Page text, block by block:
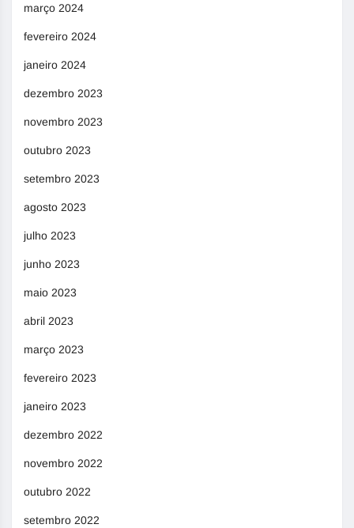
março 2024
fevereiro 2024
janeiro 2024
dezembro 2023
novembro 2023
outubro 2023
setembro 2023
agosto 2023
julho 2023
junho 2023
maio 2023
abril 2023
março 2023
fevereiro 2023
janeiro 2023
dezembro 2022
novembro 2022
outubro 2022
setembro 2022